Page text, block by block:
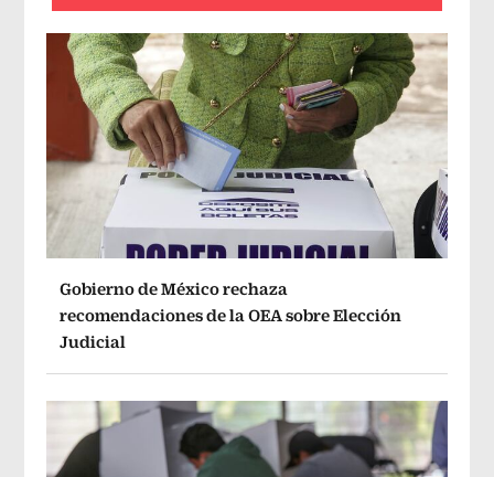
Gobierno de México rechaza
recomendaciones de la OEA sobre Elección
Judicial